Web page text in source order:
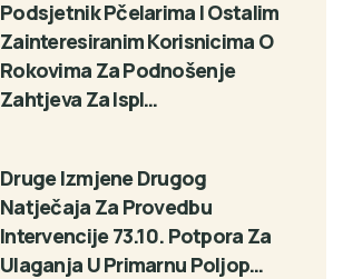
Podsjetnik Pčelarima I Ostalim
Zainteresiranim Korisnicima O
Rokovima Za Podnošenje
Zahtjeva Za Ispl…
Druge Izmjene Drugog
Natječaja Za Provedbu
Intervencije 73.10. Potpora Za
Ulaganja U Primarnu Poljop…